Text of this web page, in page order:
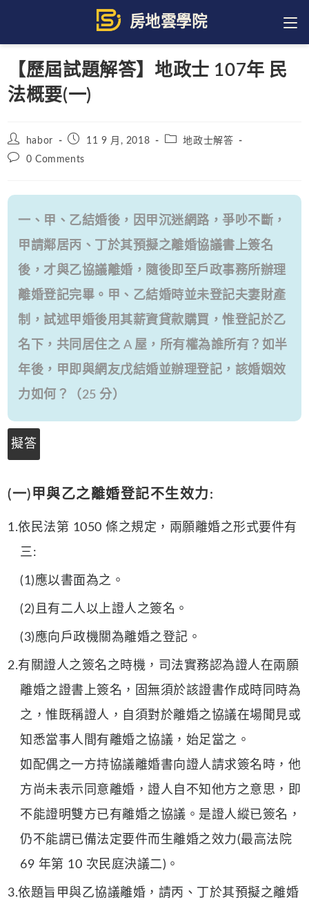
content
【歷屆試題解答】地政士 107年 民
法概要(一)
Post
author:
habor
Post11 9 月, 2018
Post地政士解答
Post0 Comments
一、甲、乙結婚後，因甲沉迷網路，爭吵不斷，
甲請鄰居丙、丁於其預擬之離婚協議書上簽名
後，才與乙協議離婚，隨後即至戶政事務所辦理
離婚登記完畢。甲、乙結婚時並未登記夫妻財產
制，試述甲婚後用其薪資貸款購買，惟登記於乙
名下，共同居住之 A 屋，所有權為誰所有？如半
年後，甲即與網友戊結婚並辦理登記，該婚姻效
力如何？（25 分）
擬答
(一)甲與乙之離婚登記不生效力:
1.依民法第 1050 條之規定，兩願離婚之形式要件有
三:
(1)應以書面為之。
(2)且有二人以上證人之簽名。
(3)應向戶政機關為離婚之登記。
2.有關證人之簽名之時機，司法實務認為證人在兩願
離婚之證書上簽名，固無須於該證書作成時同時為
之，惟既稱證人，自須對於離婚之協議在場聞見或
知悉當事人間有離婚之協議，始足當之。
如配偶之一方持協議離婚書向證人請求簽名時，他
方尚未表示同意離婚，證人自不知他方之意思，即
不能證明雙方已有離婚之協議。是證人縱已簽名，
仍不能謂已備法定要件而生離婚之效力(最高法院
69 年第 10 次民庭決議二)。
3.依題旨甲與乙協議離婚，請丙、丁於其預擬之離婚